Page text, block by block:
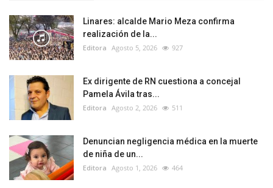
Linares: alcalde Mario Meza confirma
realización de la...
Editora Agosto 5, 2026 927
Ex dirigente de RN cuestiona a concejal
Pamela Ávila tras...
Editora Agosto 2, 2026 511
Denuncian negligencia médica en la muerte
de niña de un...
Editora Agosto 1, 2026 464